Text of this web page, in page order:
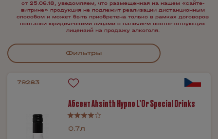
от 25.06.18, уведомляем, что размещенная на нашем «сайте-
витрине» продукция не подлежит реализации дистанционным
способом и может быть приобретена только в рамках договоров
поставки юридическими лицами с наличием соответствующих
лицензий на продажу алкоголя.
Фильтры
79283
Абсент Absinth Hypno L’Or Special Drinks
0.7л